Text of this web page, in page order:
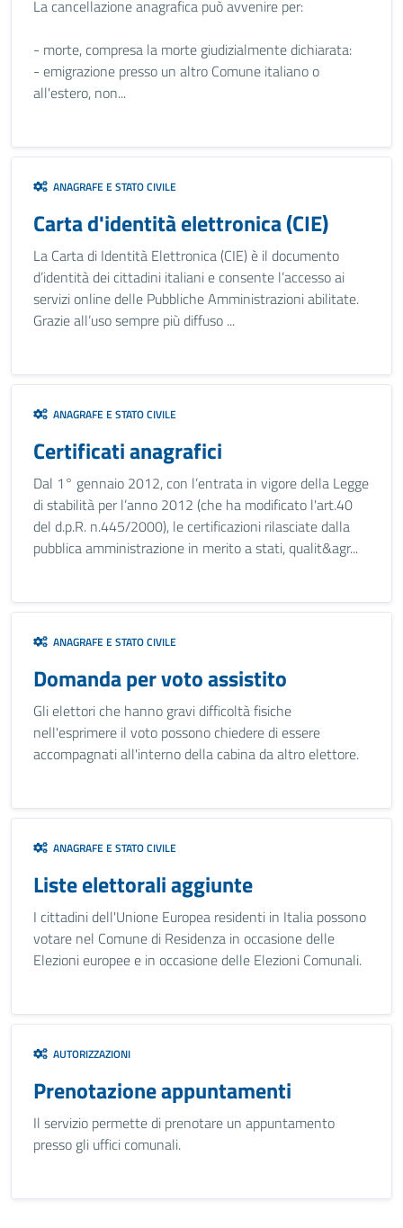
La cancellazione anagrafica può avvenire per:
- morte, compresa la morte giudizialmente dichiarata:
- emigrazione presso un altro Comune italiano o
all'estero, non...
ANAGRAFE E STATO CIVILE
Carta d'identità elettronica (CIE)
La Carta di Identità Elettronica (CIE) è il documento
d’identità dei cittadini italiani e consente l’accesso ai
servizi online delle Pubbliche Amministrazioni abilitate.
Grazie all’uso sempre più diffuso ...
ANAGRAFE E STATO CIVILE
Certificati anagrafici
Dal 1° gennaio 2012, con l’entrata in vigore della Legge
di stabilità per l’anno 2012 (che ha modificato l'art.40
del d.p.R. n.445/2000), le certificazioni rilasciate dalla
pubblica amministrazione in merito a stati, qualit&agr...
ANAGRAFE E STATO CIVILE
Domanda per voto assistito
Gli elettori che hanno gravi difficoltà fisiche
nell'esprimere il voto possono chiedere di essere
accompagnati all'interno della cabina da altro elettore.
ANAGRAFE E STATO CIVILE
Liste elettorali aggiunte
I cittadini dell'Unione Europea residenti in Italia possono
votare nel Comune di Residenza in occasione delle
Elezioni europee e in occasione delle Elezioni Comunali.
AUTORIZZAZIONI
Prenotazione appuntamenti
Il servizio permette di prenotare un appuntamento
presso gli uffici comunali.